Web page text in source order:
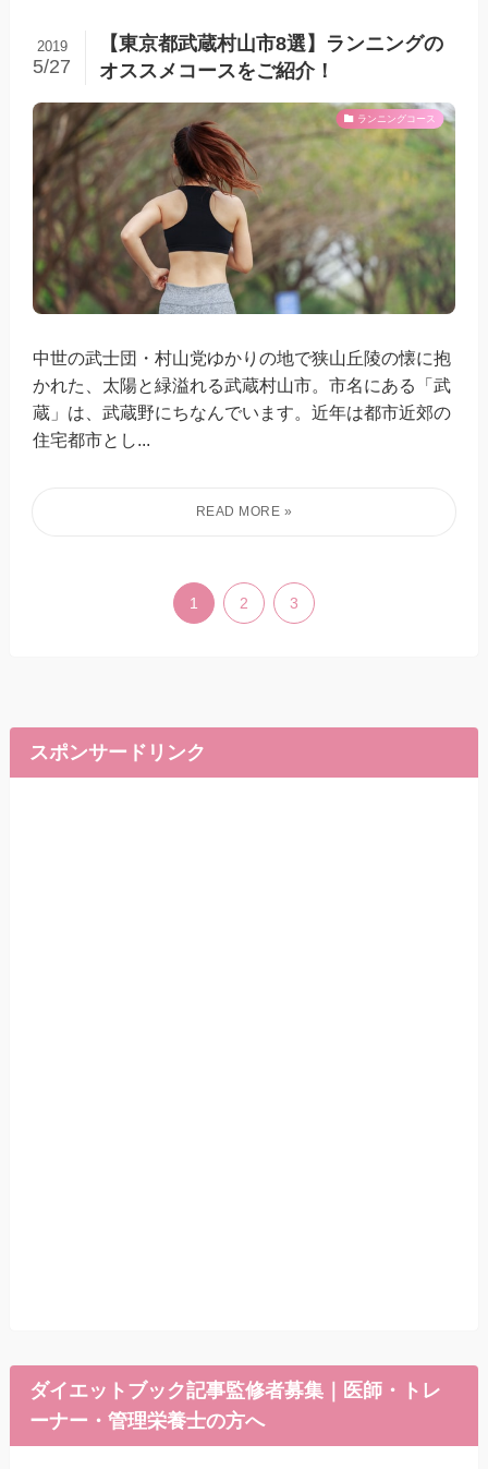
【東京都武蔵村山市8選】ランニングの
オススメコースをご紹介！
2019
5/27
ランニングコース
中世の武士団・村山党ゆかりの地で狭山丘陵の懐に抱
かれた、太陽と緑溢れる武蔵村山市。市名にある「武
蔵」は、武蔵野にちなんでいます。近年は都市近郊の
住宅都市とし...
1 2 3
スポンサードリンク
ダイエットブック記事監修者募集｜医師・トレ
ーナー・管理栄養士の方へ